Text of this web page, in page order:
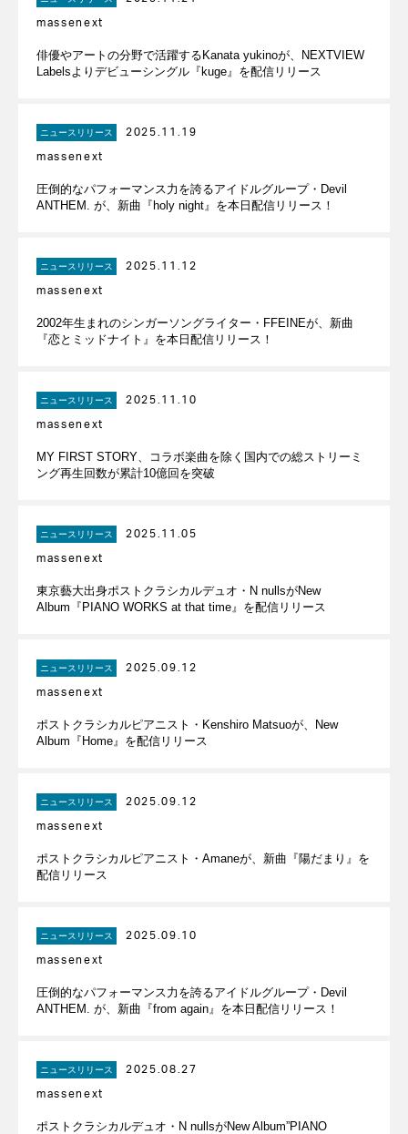
massenext
俳優やアートの分野で活躍するKanata yukinoが、NEXTVIEW
Labelsよりデビューシングル『kuge』を配信リリース
ニュースリリース
2025.11.19
massenext
圧倒的なパフォーマンス力を誇るアイドルグループ・Devil
ANTHEM. が、新曲『holy night』を本日配信リリース！
ニュースリリース
2025.11.12
massenext
2002年生まれのシンガーソングライター・FFEINEが、新曲
『恋とミッドナイト』を本日配信リリース！
ニュースリリース
2025.11.10
massenext
MY FIRST STORY、コラボ楽曲を除く国内での総ストリーミ
ング再生回数が累計10億回を突破
ニュースリリース
2025.11.05
massenext
東京藝大出身ポストクラシカルデュオ・N nullsがNew
Album『PIANO WORKS at that time』を配信リリース
ニュースリリース
2025.09.12
massenext
ポストクラシカルピアニスト・Kenshiro Matsuoが、New
Album『Home』を配信リリース
ニュースリリース
2025.09.12
massenext
ポストクラシカルピアニスト・Amaneが、新曲『陽だまり』を
配信リリース
ニュースリリース
2025.09.10
massenext
圧倒的なパフォーマンス力を誇るアイドルグループ・Devil
ANTHEM. が、新曲『from again』を本日配信リリース！
ニュースリリース
2025.08.27
massenext
ポストクラシカルデュオ・N nullsがNew Album”PIANO